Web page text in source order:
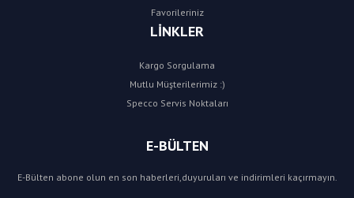
Favorileriniz
LİNKLER
Kargo Sorgulama
Mutlu Müşterilerimiz :)
Specco Servis Noktaları
E-BÜLTEN
E-Bülten abone olun en son haberleri,duyuruları ve indirimleri kaçırmayın.